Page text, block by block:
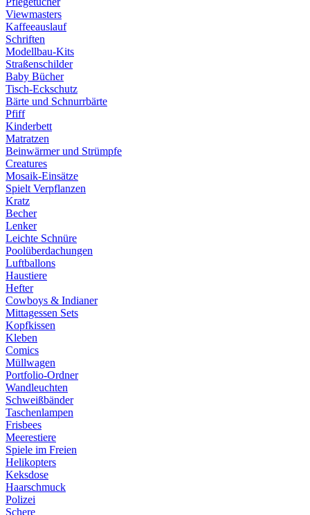
Viewmasters
Kaffeeauslauf
Schriften
Modellbau-Kits
Straßenschilder
Baby Bücher
Tisch-Eckschutz
Bärte und Schnurrbärte
Pfiff
Kinderbett
Matratzen
Beinwärmer und Strümpfe
Creatures
Mosaik-Einsätze
Spielt Verpflanzen
Kratz
Becher
Lenker
Leichte Schnüre
Poolüberdachungen
Luftballons
Haustiere
Hefter
Cowboys & Indianer
Mittagessen Sets
Kopfkissen
Kleben
Comics
Müllwagen
Portfolio-Ordner
Wandleuchten
Schweißbänder
Taschenlampen
Frisbees
Meerestiere
Spiele im Freien
Helikopters
Keksdose
Haarschmuck
Polizei
Schere